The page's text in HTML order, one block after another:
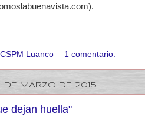
CSPM Luanco 1 comentario:
DE MARZO DE 2015
dejan huella"